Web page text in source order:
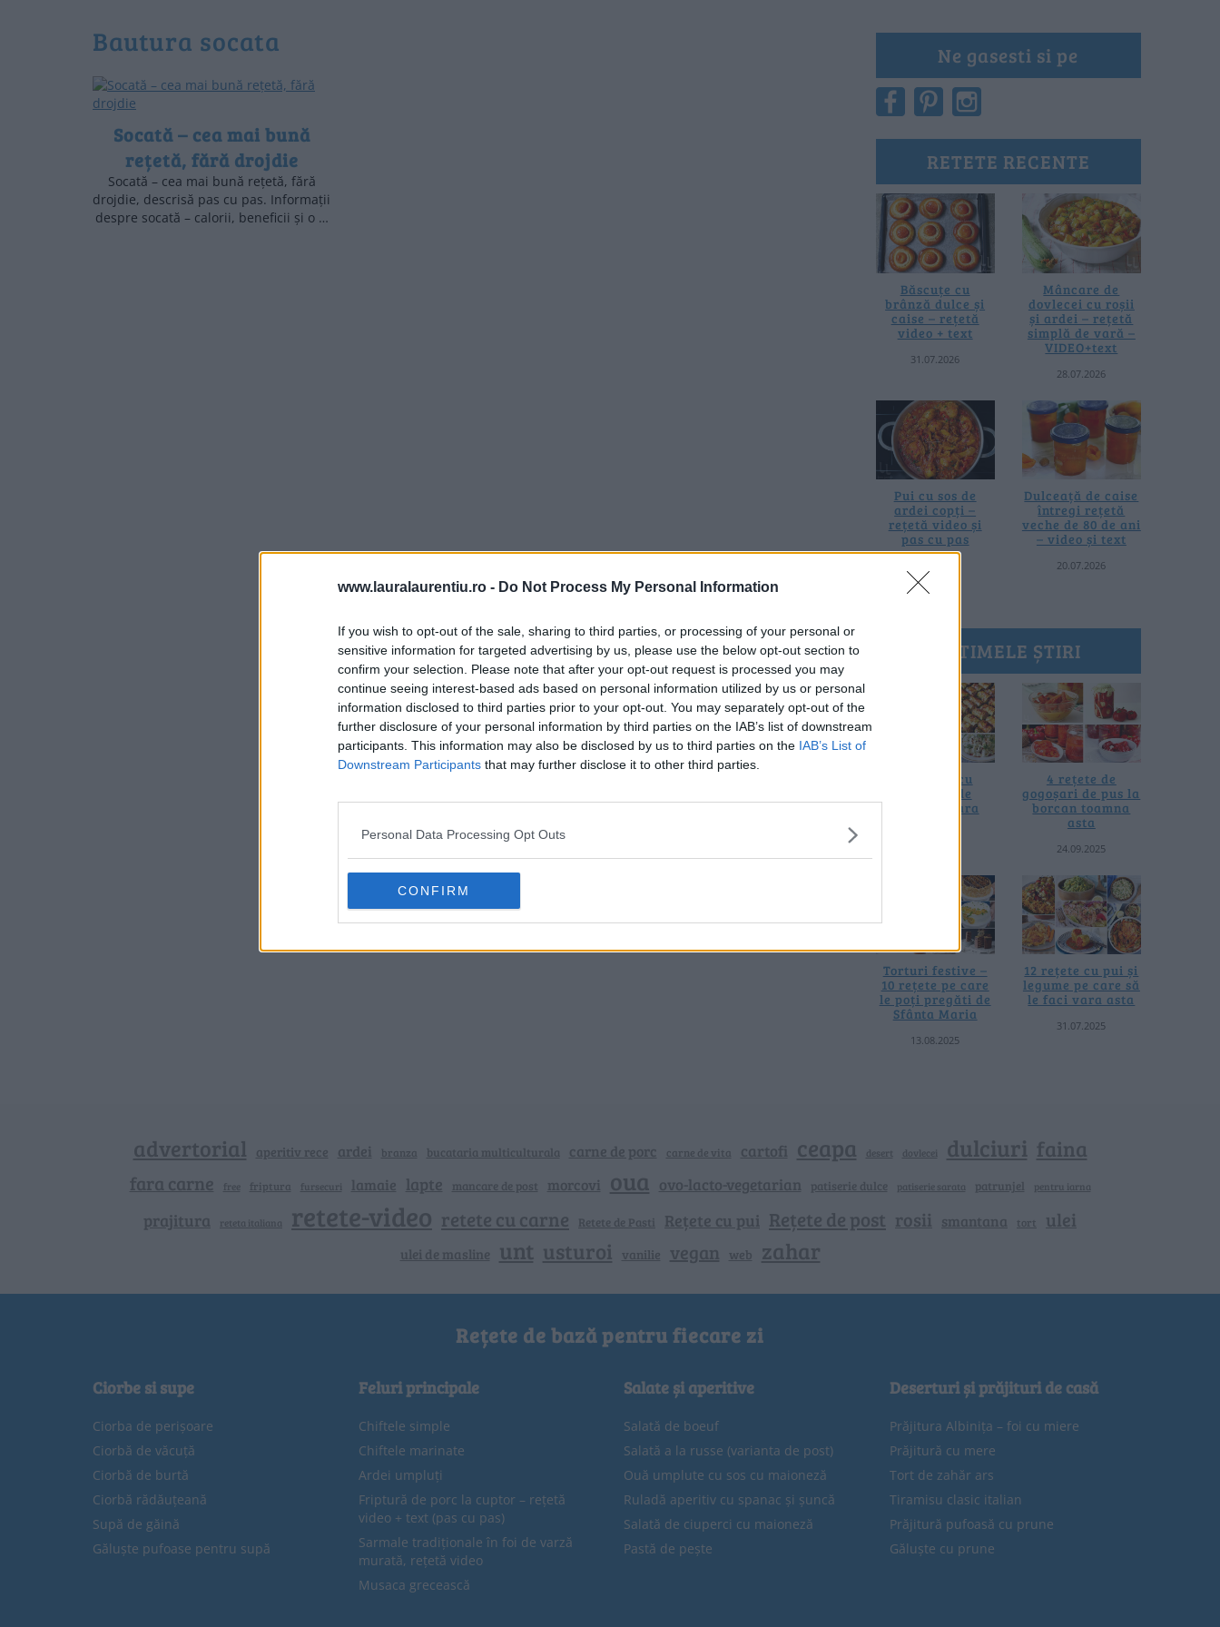
www.lauralaurentiu.ro - Do Not Process My Personal Information
If you wish to opt-out of the sale, sharing to third parties, or processing of your personal or
sensitive information for targeted advertising by us, please use the below opt-out section to
confirm your selection. Please note that after your opt-out request is processed you may
continue seeing interest-based ads based on personal information utilized by us or personal
information disclosed to third parties prior to your opt-out. You may separately opt-out of the
further disclosure of your personal information by third parties on the IAB’s list of downstream
participants. This information may also be disclosed by us to third parties on the IAB’s List of
Downstream Participants that may further disclose it to other third parties.
Personal Data Processing Opt Outs
CONFIRM
bautura socata
Socată – cea mai bună
rețetă, fără drojdie
Socată – cea mai bună rețetă, fără
drojdie, descrisă pas cu pas. Informații
despre socată – calorii, beneficii și o …
Ne gasesti si pe
RETETE RECENTE
Băscuțe cu
brânză dulce și
caise – rețetă
video + text
31.07.2026
Mâncare de
dovlecei cu roșii
și ardei – rețetă
simplă de vară –
VIDEO+text
28.07.2026
Pui cu sos de
ardei copți –
rețetă video și
pas cu pas
Dulceață de caise
întregi rețetă
veche de 80 de ani
– video și text
20.07.2026
ULTIMELE ȘTIRI
10 rețete cu
dovlecei de
pregătit vara
4 rețete de
gogoșari de pus la
borcan toamna
asta
24.09.2025
Torturi festive –
10 rețete pe care
le poți pregăti de
Sfânta Maria
13.08.2025
12 rețete cu pui și
legume pe care să
le faci vara asta
31.07.2025
advertorial aperitiv rece ardei branza bucataria multiculturala carne de porc carne de vita cartofi ceapa desert dovlecei dulciuri faina
fara carne free friptura fursecuri lamaie lapte mancare de post morcovi oua ovo-lacto-vegetarian patiserie dulce patiserie sarata patrunjel pentru iarna
prajitura reteta italiana retete-video retete cu carne Retete de Pasti Rețete cu pui Rețete de post rosii smantana tort ulei
ulei de masline unt usturoi vanilie vegan web zahar
Rețete de bază pentru fiecare zi
Ciorbe si supe
Ciorba de perișoare
Ciorbă de văcuță
Ciorbă de burtă
Ciorbă rădăuțeană
Supă de găină
Găluște pufoase pentru supă
Feluri principale
Chiftele simple
Chiftele marinate
Ardei umpluți
Friptură de porc la cuptor – rețetă
video + text (pas cu pas)
Sarmale tradiționale în foi de varză
murată, rețetă video
Musaca grecească
Salate și aperitive
Salată de boeuf
Salată a la russe (varianta de post)
Ouă umplute cu sos cu maioneză
Ruladă aperitiv cu spanac și șuncă
Salată de ciuperci cu maioneză
Pastă de pește
Deserturi și prăjituri de casă
Prăjitura Albinița – foi cu miere
Prăjitură cu mere
Tort de zahăr ars
Tiramisu clasic italian
Prăjitură pufoasă cu prune
Găluște cu prune